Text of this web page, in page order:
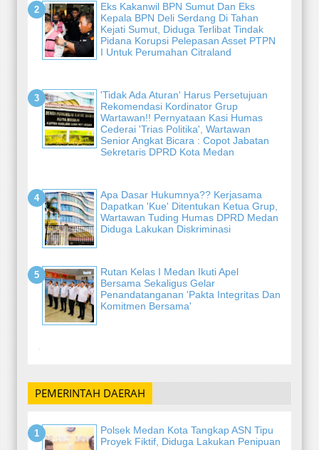
Eks Kakanwil BPN Sumut Dan Eks
Kepala BPN Deli Serdang Di Tahan
Kejati Sumut, Diduga Terlibat Tindak
Pidana Korupsi Pelepasan Asset PTPN
I Untuk Perumahan Citraland
'Tidak Ada Aturan' Harus Persetujuan
Rekomendasi Kordinator Grup
Wartawan!! Pernyataan Kasi Humas
Cederai 'Trias Politika', Wartawan
Senior Angkat Bicara : Copot Jabatan
Sekretaris DPRD Kota Medan
Apa Dasar Hukumnya?? Kerjasama
Dapatkan 'Kue' Ditentukan Ketua Grup,
Wartawan Tuding Humas DPRD Medan
Diduga Lakukan Diskriminasi
Rutan Kelas I Medan Ikuti Apel
Bersama Sekaligus Gelar
Penandatanganan 'Pakta Integritas Dan
Komitmen Bersama'
-
PEMERINTAH DAERAH
Polsek Medan Kota Tangkap ASN Tipu
Proyek Fiktif, Diduga Lakukan Penipuan